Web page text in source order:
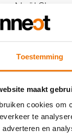
Toestemming
maakt
cookies om
te
adverteren en
Noël Slangen